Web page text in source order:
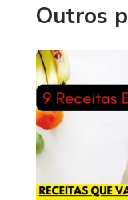
Outros